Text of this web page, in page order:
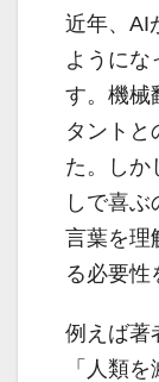
近年、AI
ようにな
す。機械
タントと
た。しか
しで喜
言葉を理
る必要性
例えば著
「人類